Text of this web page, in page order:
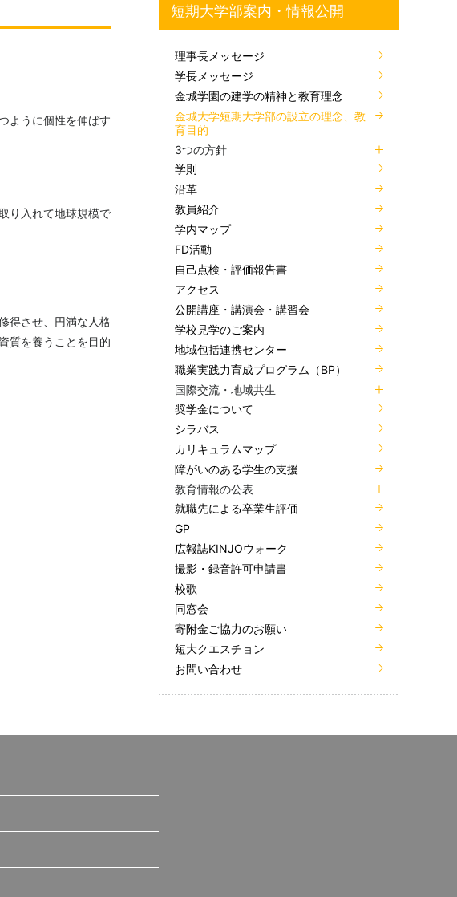
ように個性を伸ばす
り入れて地球規模で
得させ、円満な人格
質を養うことを目的
短期大学部案内・情報公開
理事長メッセージ
学長メッセージ
金城学園の建学の精神と教育理念
金城大学短期大学部の設立の理念、教
育目的
3つの方針
学則
沿革
教員紹介
学内マップ
FD活動
自己点検・評価報告書
アクセス
公開講座・講演会・講習会
学校見学のご案内
地域包括連携センター
職業実践力育成プログラム（BP）
国際交流・地域共生
奨学金について
シラバス
カリキュラムマップ
障がいのある学生の支援
教育情報の公表
就職先による卒業生評価
GP
広報誌KINJOウォーク
撮影・録音許可申請書
校歌
同窓会
寄附金ご協力のお願い
短大クエスチョン
お問い合わせ